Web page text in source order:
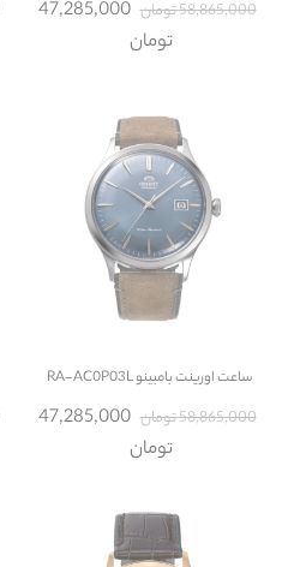
58,865,000 تومان
47,285,000
تومان
ساعتاورینت بامبینو RA-AC0P03L
58,865,000 تومان
47,285,000
تومان